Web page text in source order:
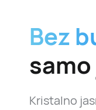
Bez
Kristalno